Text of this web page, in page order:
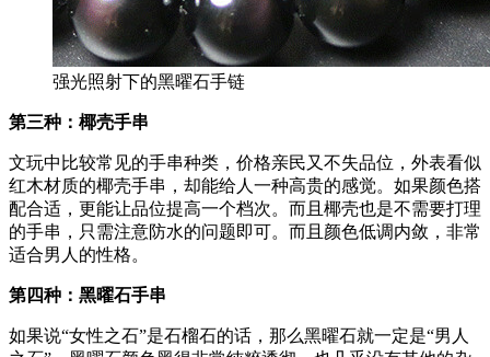
强光照射下的黑曜石手链
第三种：椰壳手串
文玩中比较常见的手串种类，价格亲民又不失品位，外表看似
红木材质的椰壳手串，却能给人一种高贵的感觉。如果颜色搭
配合适，更能让品位提高一个档次。而且椰壳也是不需要打理
的手串，只需注意防水的问题即可。而且颜色低调内敛，非常
适合男人的性格。
第四种：黑曜石手串
如果说“女性之石”是石榴石的话，那么黑曜石就一定是“男人